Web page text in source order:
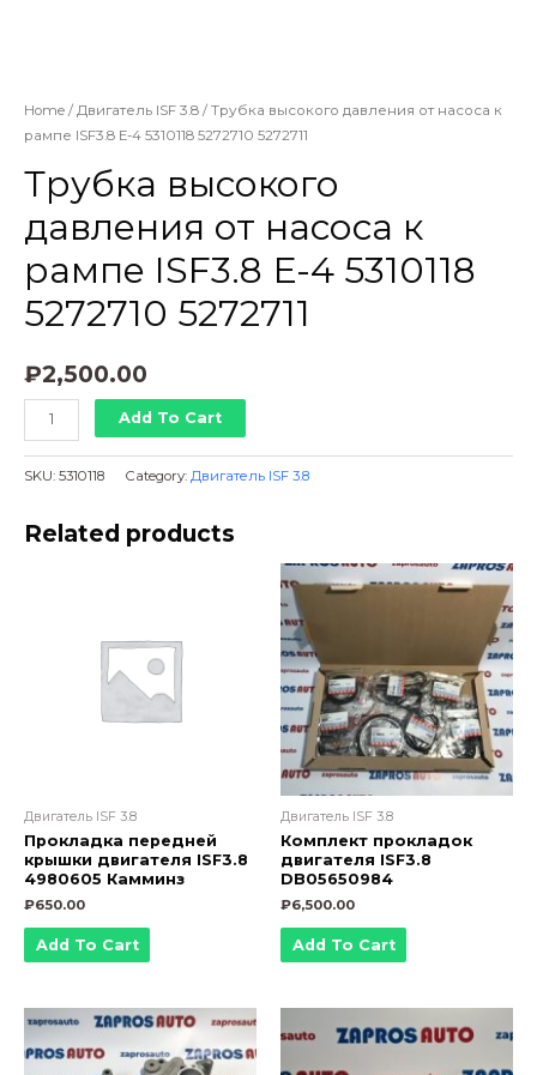
Home / Двигатель ISF 3.8 / Трубка высокого давления от насоса к
рампе ISF3.8 Е-4 5310118 5272710 5272711
Трубка высокого
давления от насоса к
рампе ISF3.8 Е-4 5310118
5272710 5272711
₽2,500.00
Трубка
высокого
давления
к
Add To Cart
SKU: 5310118 Category: Двигатель ISF 3.8
Related products
Двигатель ISF 3.8
Прокладка передней
крышки двигателя ISF3.8
4980605 Камминз
₽650.00
Add To Cart
Двигатель ISF 3.8
Комплект прокладок
двигателя ISF3.8
DB05650984
₽6,500.00
Add To Cart